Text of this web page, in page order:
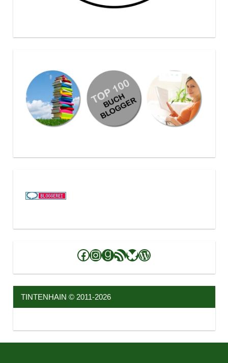
Facebook
Instagram
Goodreads
RSS-Feed
Bluesky
WordPress
TINTENHAIN © 2011-2026